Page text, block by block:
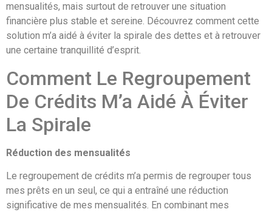
mensualités, mais surtout de retrouver une situation
financière plus stable et sereine. Découvrez comment cette
solution m’a aidé à éviter la spirale des dettes et à retrouver
une certaine tranquillité d’esprit.
Comment Le Regroupement
De Crédits M’a Aidé À Éviter
La Spirale
Réduction des mensualités
Le regroupement de crédits m’a permis de regrouper tous
mes prêts en un seul, ce qui a entraîné une réduction
significative de mes mensualités. En combinant mes